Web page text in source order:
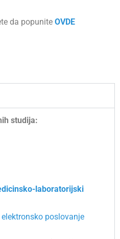
da popunite OVDE
studija:
laboratorijski
poslovanje